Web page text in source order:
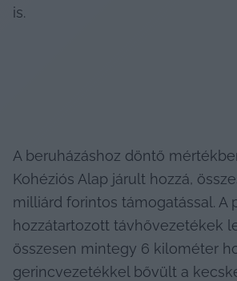
is.
A beruházáshoz döntő
Kohéziós Alap járult hozzá,
milliárd forintos támogatással. A
hozzátartozott távhővezetékek
összesen mintegy 6 kilométer
gerincvezetékkel bővült a